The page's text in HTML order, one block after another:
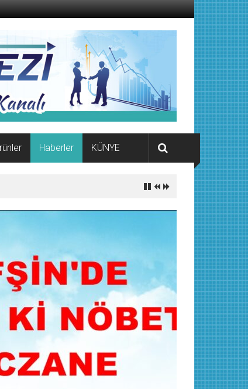
Haberler KÜNYE